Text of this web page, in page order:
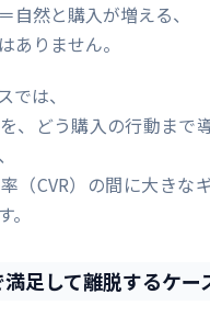
自然と購入が増える、
ありません。
では、
を、どう購入の行動まで
（CVR）の間に大きな
足して離脱するケー